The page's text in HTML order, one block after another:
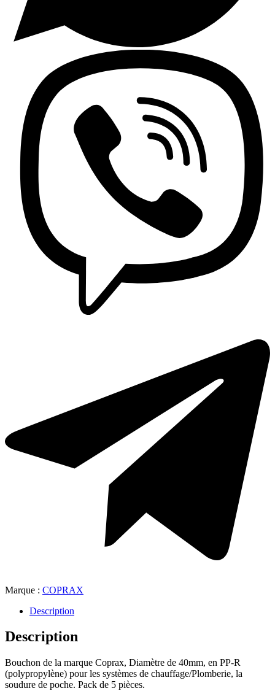
Marque : COPRAX
Description
Description
Bouchon de la marque Coprax, Diamètre de 40mm, en PP-R
(polypropylène) pour les systèmes de chauffage/Plomberie, la
soudure de poche. Pack de 5 pièces.